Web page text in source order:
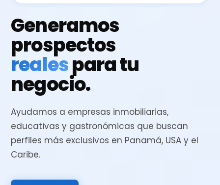
Generamos
prospectos
realespara tu
negocio.
Ayudamos a empresas inmobiliarias,
educativas y gastronómicas que buscan
perfiles más exclusivos en Panamá, USA y el
Caribe.